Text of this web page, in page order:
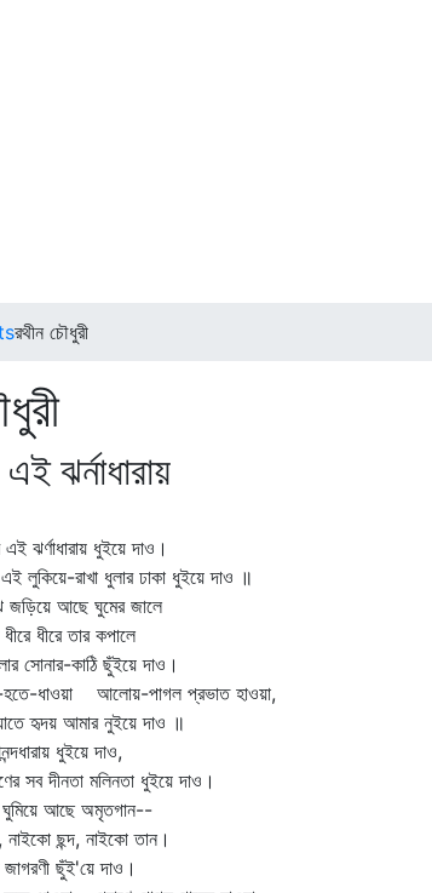
রথীন চৌধুরী
ঝর্নাধারায়
ধুইয়ে দাও।
রাখা ধুলার ঢাকা ধুইয়ে দাও ॥
আছে ঘুমের জালে
ধীরে তার কপালে
কাঠি ছুঁইয়ে দাও।
ধাওয়া আলোয়-পাগল প্রভাত হাওয়া,
আমার নুইয়ে দাও ॥
ধুইয়ে দাও,
দীনতা মলিনতা ধুইয়ে দাও।
ঘুমিয়ে আছে অমৃতগান--
ছন্দ, নাইকো তান।
ছুঁই'য়ে দাও।